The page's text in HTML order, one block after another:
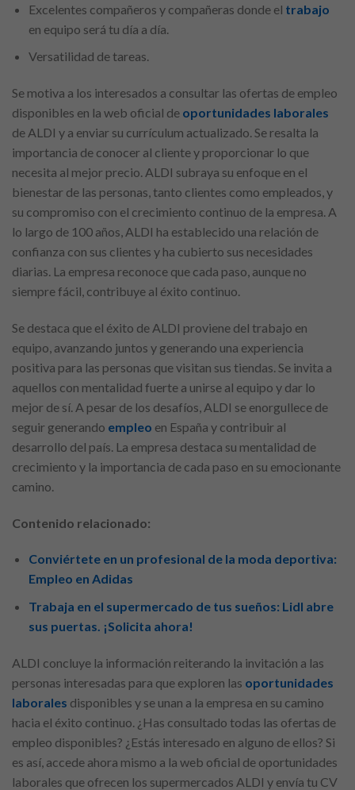
Excelentes compañeros y compañeras donde el trabajo
en equipo será tu día a día.
Versatilidad de tareas.
Se motiva a los interesados a consultar las ofertas de empleo
disponibles en la web oficial de oportunidades laborales
de ALDI y a enviar su currículum actualizado. Se resalta la
importancia de conocer al cliente y proporcionar lo que
necesita al mejor precio. ALDI subraya su enfoque en el
bienestar de las personas, tanto clientes como empleados, y
su compromiso con el crecimiento continuo de la empresa. A
lo largo de 100 años, ALDI ha establecido una relación de
confianza con sus clientes y ha cubierto sus necesidades
diarias. La empresa reconoce que cada paso, aunque no
siempre fácil, contribuye al éxito continuo.
Se destaca que el éxito de ALDI proviene del trabajo en
equipo, avanzando juntos y generando una experiencia
positiva para las personas que visitan sus tiendas. Se invita a
aquellos con mentalidad fuerte a unirse al equipo y dar lo
mejor de sí. A pesar de los desafíos, ALDI se enorgullece de
seguir generando empleo en España y contribuir al
desarrollo del país. La empresa destaca su mentalidad de
crecimiento y la importancia de cada paso en su emocionante
camino.
Contenido relacionado:
Conviértete en un profesional de la moda deportiva:
Empleo en Adidas
Trabaja en el supermercado de tus sueños: Lidl abre
sus puertas. ¡Solicita ahora!
ALDI concluye la información reiterando la invitación a las
personas interesadas para que exploren las oportunidades
laborales disponibles y se unan a la empresa en su camino
hacia el éxito continuo. ¿Has consultado todas las ofertas de
empleo disponibles? ¿Estás interesado en alguno de ellos? Si
es así, accede ahora mismo a la web oficial de oportunidades
laborales que ofrecen los supermercados ALDI y envía tu CV